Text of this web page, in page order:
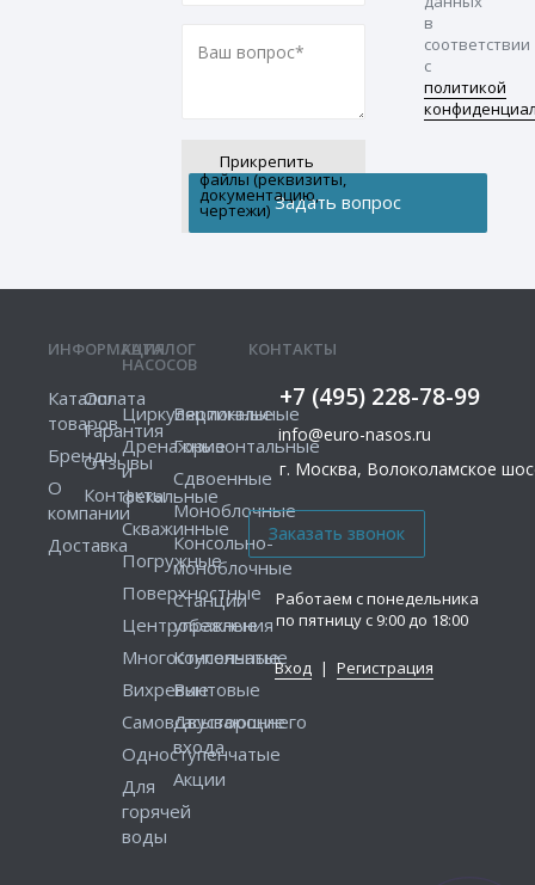
Прикрепить
файлы (реквизиты,
документацию,
чертежи)
в
соответствии
с
политикой
КОНТАКТЫ
+7 (495) 228-78-99
info@euro-nasos.ru
г. Москва, Волоколамское
Работаем с понедельника
по пятницу с 9:00 до 18:00
Вход | Регистрация
ИНФОРМАЦИЯ
Каталог
товаров
Бренды
О
компании
Доставка
Оплата
Гарантия
Отзывы
Контакты
КАТАЛОГ
НАСОСОВ
Циркуляционные
Дренажные
и
фекальные
Скважинные
Погружные
Поверхностные
Центробежные
Многоступенчатые
Вихревые
Самовсасывающие
Одноступенчатые
Для
горячей
воды
Вертикальные
Горизонтальные
Сдвоенные
Моноблочные
Консольно-
моноблочные
Станции
управления
Консольные
Винтовые
Двустороннего
входа
Акции